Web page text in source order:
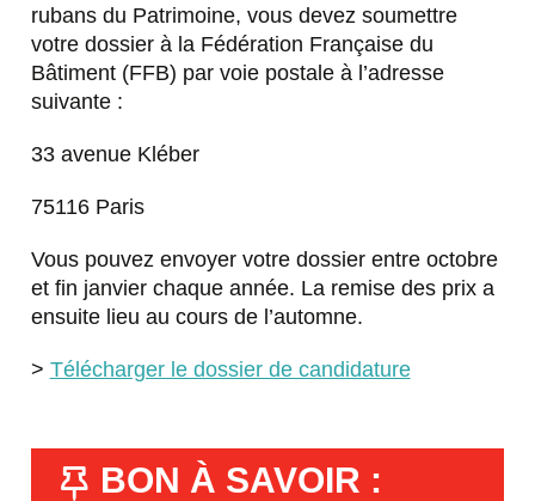
rubans du Patrimoine, vous devez soumettre
votre dossier à la Fédération Française du
Bâtiment (FFB) par voie postale à l’adresse
suivante :
33 avenue Kléber
75116 Paris
Vous pouvez envoyer votre dossier entre octobre
et fin janvier chaque année. La remise des prix a
ensuite lieu au cours de l’automne.
> Télécharger le dossier de candidature
BON À SAVOIR :